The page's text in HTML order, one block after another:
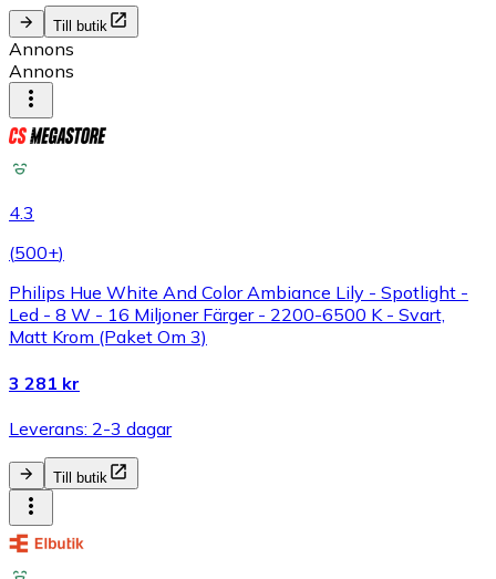
Till butik
Annons
Annons
4.3
(500+)
Philips Hue White And Color Ambiance Lily - Spotlight -
Led - 8 W - 16 Miljoner Färger - 2200-6500 K - Svart,
Matt Krom (Paket Om 3)
3 281 kr
Leverans: 2-3 dagar
Till butik